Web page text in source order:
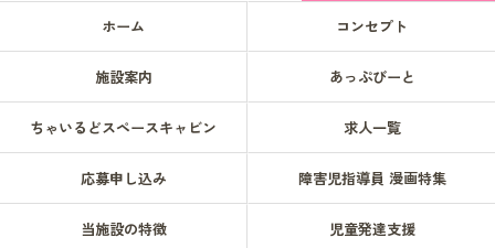
ホーム
コンセプト
施設案内 あっぷびーと
ちゃいるどスペースキャビン 求人一覧
応募申し込み 障害児指導員 漫画特集
当施設の特徴 児童発達支援